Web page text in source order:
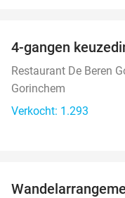
4-gangen
Restaurant De Beren
Gorinchem
Verkocht: 1.293